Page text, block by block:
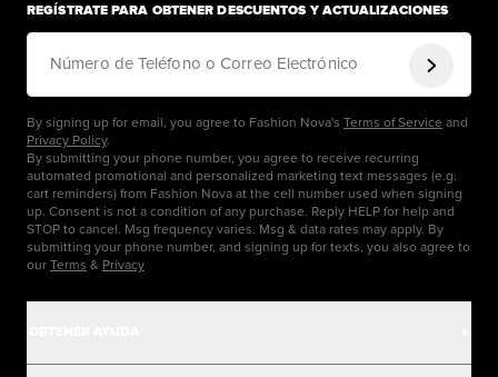
REGÍSTRATE PARA OBTENER DESCUENTOS Y ACTUALIZACIONES
Número de Teléfono o Correo Electrónico
By signing up for email, you agree to Fashion Nova's Terms of Service and
Privacy Policy.
By submitting your phone number, you agree to receive recurring
automated promotional and personalized marketing text messages (e.g.
cart reminders) from Fashion Nova at the cell number used when signing
up. Consent is not a condition of any purchase. Reply HELP for help and
STOP to cancel. Msg frequency varies. Msg & data rates may apply. By
submitting your phone number, and signing up for texts, you also agree to
our Terms & Privacy